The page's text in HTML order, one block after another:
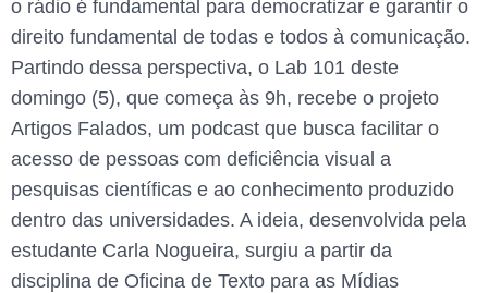
o rádio é fundamental para democratizar e garantir o
direito fundamental de todas e todos à comunicação.
Partindo dessa perspectiva, o Lab 101 deste
domingo (5), que começa às 9h, recebe o projeto
Artigos Falados, um podcast que busca facilitar o
acesso de pessoas com deficiência visual a
pesquisas científicas e ao conhecimento produzido
dentro das universidades. A ideia, desenvolvida pela
estudante Carla Nogueira, surgiu a partir da
disciplina de Oficina de Texto para as Mídias